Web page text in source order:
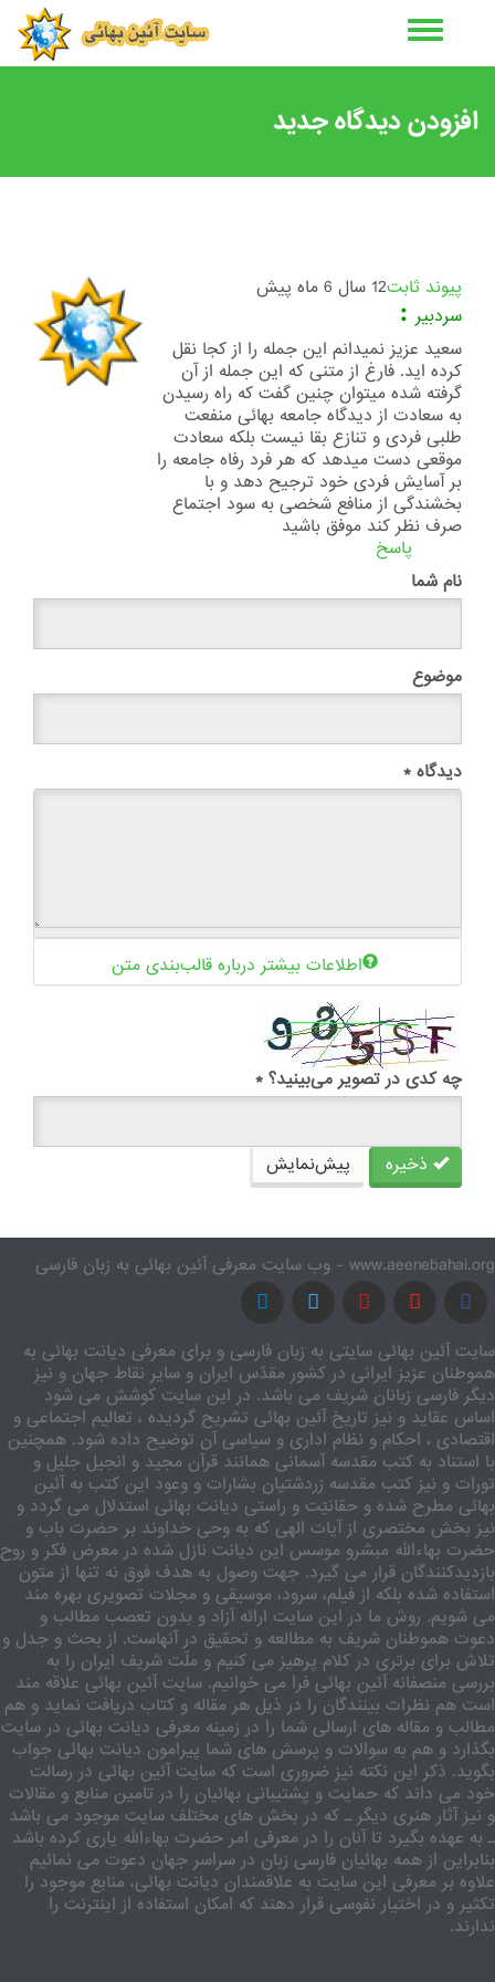
افزودن دیدگاه جدید
پیوند ثابت12 سال 6 ماه پیش
سردبیر:
سعید عزیز نمیدانم این جمله را از کجا نقل
کرده اید. فارغ از متنی که این جمله از آن
گرفته شده میتوان چنین گفت که راه رسیدن
به سعادت از دیدگاه جامعه بهائی منفعت
طلبی فردی و تنازع بقا نیست بلکه سعادت
موقعی دست میدهد که هر فرد رفاه جامعه را
بر آسایش فردی خود ترجیح دهد و با
بخشندگی از منافع شخصی به سود اجتماع
صرف نظر کند موفق باشید
پاسخ
نام شما
موضوع
دیدگاه *
اطلاعات بیشتر درباره قالب‌بندی متن
چه کدی در تصویر می‌بینید؟ *
ذخیره پیش‌نمایش
www.aeenebahai.org - وب سایت معرفی آئین بهائی به زبان فارسی
سایت آئین بهائی سایتی به زبان فارسی و برای معرفی دیانت بهائی به
هموطنان عزیز ایرانی در کشور مقدّس ایران و سایر نقاط جهان و نیز
دیگر فارسی زبانان شریف می باشد. در این سایت کوشش می شود
اساس عقاید و نیز تاریخ آئین بهائی تشریح گردیده ، تعالیم اجتماعی و
اقتصادی ، احکام و نظام اداری و سیاسی آن توضیح داده شود. همچنین
با استناد به کتب مقدسه آسمانی همانند قرآن مجید و انجیل جلیل و
تورات و نیز کتب مقدسه زردشتیان بشارات و وعود این کتب به آئین
بهائی مطرح شده و حقانیّت و راستی دیانت بهائی استدلال می گردد و
نیز بخش مختصری از آیات الهی که به وحی خداوند بر حضرت باب و
حضرت بهاءالله مبشرو موسس این دیانت نازل شده در معرض فکر و روح
بازدیدکنندگان قرار می گیرد. جهت وصول به هدف فوق نه تنها از متون
استفاده شده بلکه از فیلم، سرود، موسیقی و مجلات تصویری بهره مند
می شویم. روش ما در این سایت ارائه آزاد و بدون تعصب مطالب و
دعوت هموطنان شریف به مطالعه و تحقیق در آنهاست. از بحث و جدل و
تلاش برای برتری در کلام پرهیز می کنیم و ملّت شریف ایران را به
بررسی منصفانه آئین بهائی فرا می خوانیم. سایت آئین بهائی علاقه مند
است هم نظرات بینندگان را در ذیل هر مقاله و کتاب دریافت نماید و هم
مطالب و مقاله های ارسالی شما را در زمینه معرفی دیانت بهائی در سایت
بگذارد و هم به سوالات و پرسش های شما پیرامون دیانت بهائی جواب
بگوید. ذکر این نکته نیز ضروری است که سایت آئین بهائی در رسالت
خود می داند که حمایت و پشتیبانی بهائیان را در تامین منابع و مقالات
و نیز آثار هنری دیگر ـ که در بخش های مختلف سایت موجود می باشد
ـ به عهده بگیرد تا آنان را در معرفی امر حضرت بهاءالله یاری کرده باشد
بنابراین از همه بهائیان فارسی زبان در سراسر جهان دعوت می نمائیم
علاوه بر معرفی این سایت به علاقمندان دیانت بهائی، منابع موجود را
تکثیر و در اختیار نفوسی قرار دهند که امکان استفاده از اینترنت را
ندارند.